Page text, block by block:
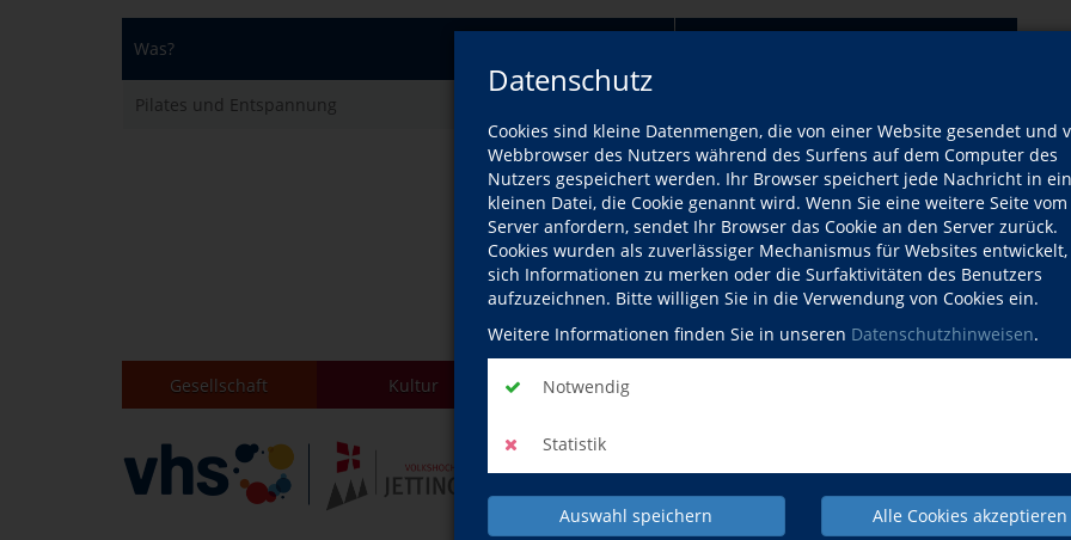
Datenschutz
Cookies sind kleine Datenmengen, die von einer Website gesendet und
Webbrowser des Nutzers während des Surfens auf dem Computer des
Nutzers gespeichert werden. Ihr Browser speichert jede Nachricht in
kleinen Datei, die Cookie genannt wird. Wenn Sie eine weitere Seite vom
Server anfordern, sendet Ihr Browser das Cookie an den Server zurück.
Cookies wurden als zuverlässiger Mechanismus für Websites
sich Informationen zu merken oder die Surfaktivitäten des Benutzers
aufzuzeichnen. Bitte willigen Sie in die Verwendung von Cookies ein.
Weitere Informationen finden Sie in unseren Datenschutzhinweisen.
Notwendig
Statistik
Auswahl speichern Alle Cookies akzeptieren
Was?
Pilates und Entspannung
NACH OBEN
Gesellschaft Kultur Gesundheit
IMPRESSUM AGB